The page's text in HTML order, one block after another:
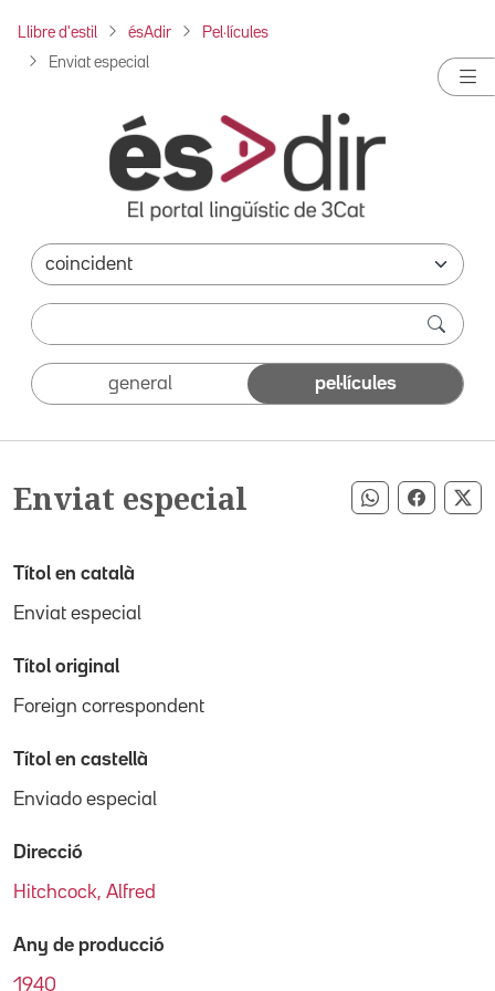
Llibre d'estil ésAdir Pel·lícules
Enviat especial
general pel·lícules
Enviat especial Compartir
Títol en català
Enviat especial
Títol original
Foreign correspondent
Títol en castellà
Enviado especial
Direcció
Hitchcock, Alfred
Any de producció
1940